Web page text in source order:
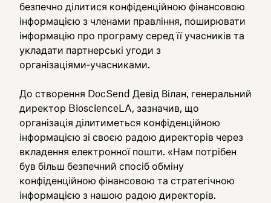
безпечно ділитися конфіденційною фінансовою
інформацією з членами правління, поширювати
інформацію про програму серед її учасників та
укладати партнерські угоди з
організаціями‑учасниками.
До створення DocSend Девід Вілан, генеральний
директор BioscienceLA, зазначив, що
організація ділитиметься конфіденційною
інформацією зі своєю радою директорів через
вкладення електронної пошти. «Нам потрібен
був більш безпечний спосіб обміну
конфіденційною фінансовою та стратегічною
інформацією з нашою радою директорів.